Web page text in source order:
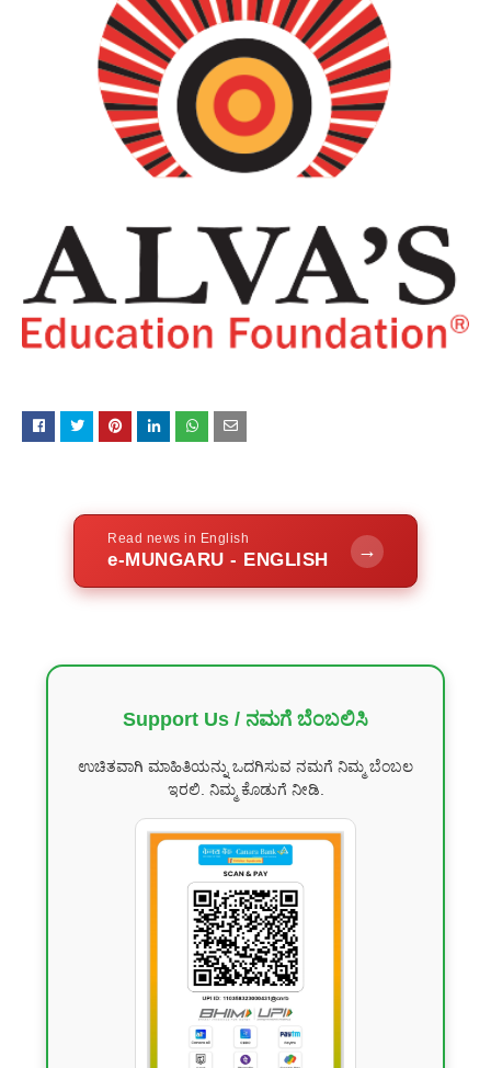
Read news in English
e-MUNGARU - ENGLISH →
Support Us / ನಮಗೆ ಬೆಂಬಲಿಸಿ
ಉಚಿತವಾಗಿ ಮಾಹಿತಿಯನ್ನು ಒದಗಿಸುವ ನಮಗೆ ನಿಮ್ಮ ಬೆಂಬಲ
ಇರಲಿ. ನಿಮ್ಮ ಕೊಡುಗೆ ನೀಡಿ.